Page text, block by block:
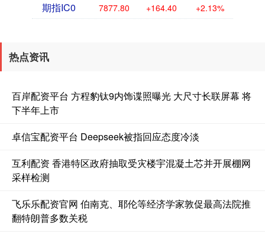
期指IC0 7877.80 +164.40 +2.13%
热点资讯
百岸配资平台 方程豹钛9内饰谍照曝光 大尺寸长联屏幕 将
下半年上市
卓信宝配资平台 Deepseek被指回应态度冷淡
互利配资 香港特区政府抽取受灾楼宇混凝土芯并开展棚网
采样检测
飞乐乐配资官网 伯南克、耶伦等经济学家敦促最高法院推
翻特朗普多数关税